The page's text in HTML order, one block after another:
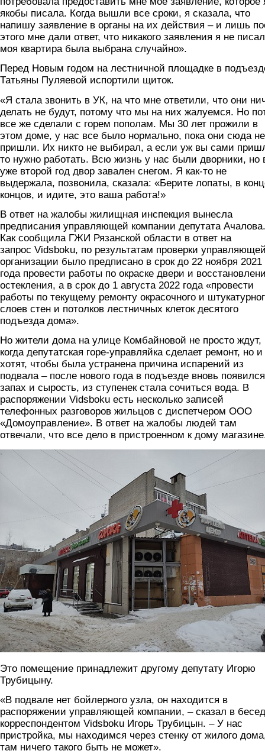
якобы писала. Когда вышли все сроки, я сказала, что
напишу заявление в органы на их действия – и лишь
этого мне дали ответ, что никакого заявления я не
моя квартира была выбрана случайно».
Перед Новым годом на лестничной площадке в
Татьяны Пуляевой испортили щиток.
«Я стала звонить в УК, на что мне ответили, что они
делать не будут, потому что мы на них жалуемся. Но
все же сделали с горем пополам. Мы 30 лет прожили в
этом доме, у нас все было нормально, пока они сюда не
пришли. Их никто не выбирал, а если уж вы сами
то нужно работать. Всю жизнь у нас были дворники, но
уже второй год двор завален снегом. Я как-то не
выдержала, позвонила, сказала: «Берите лопаты, в
концов, и идите, это ваша работа!»
В ответ на жалобы жилищная инспекция вынесла
предписания управляющей компании депутата Ачалова.
Как сообщила ГЖИ Рязанской области в ответ на
запрос Vidsboku, по результатам проверки
организации было предписано в срок до 22 ноября 2021
года провести работы по окраске двери и
остекления, а в срок до 1 августа 2022 года «провести
работы по текущему ремонту окрасочного и
слоев стен и потолков лестничных клеток десятого
подъезда дома».
Но жители дома на улице Комбайновой не просто ждут,
когда депутатская горе-управляйка сделает ремонт, но и
хотят, чтобы была устранена причина испарений из
подвала – после нового года в подъезде вновь появился
запах и сырость, из ступенек стала сочиться вода. В
распоряжении Vidsboku есть несколько записей
телефонных разговоров жильцов с диспетчером ООО
«Домоуправление». В ответ на жалобы людей там
отвечали, что все дело в пристроенном к дому
1.jpg
Это помещение принадлежит другому депутату Игорю
Трубицыну.
«В подвале нет бойлерного узла, он находится в
распоряжении управляющей компании, – сказал в
корреспондентом Vidsboku Игорь Трубицын. – У нас
пристройка, мы находимся через стенку от жилого
там ничего такого быть не может».